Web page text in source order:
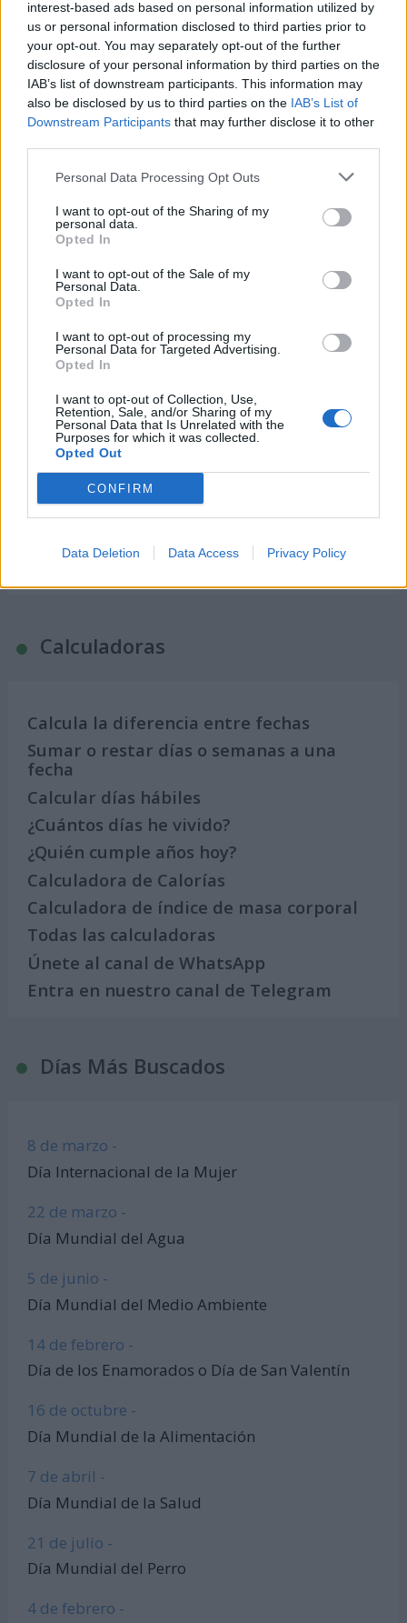
interest-based ads based on personal information utilized by
us or personal information disclosed to third parties prior to
your opt-out. You may separately opt-out of the further
disclosure of your personal information by third parties on the
IAB’s list of downstream participants. This information may
also be disclosed by us to third parties on the IAB’s List of
Downstream Participants that may further disclose it to other
Personal Data Processing Opt Outs
I want to opt-out of the Sharing of my
personal data.
Opted In
I want to opt-out of the Sale of my
Personal Data.
Opted In
I want to opt-out of processing my
Personal Data for Targeted Advertising.
Opted In
I want to opt-out of Collection, Use,
Retention, Sale, and/or Sharing of my
Personal Data that Is Unrelated with the
Purposes for which it was collected.
Opted Out
CONFIRM
Data Deletion Data Access Privacy Policy
Onomástica. Todos los santos
Semanas Internacionales
Años Internacionales
Qué se celebra el día de mi cumpleaños
Los mejores canales de Youtube según
nuestra audiencia. ¡Participa!
Crea una cuenta atrás para el evento que
quieras
Calendarios
Calendario Laboral por municipios
(España)
Calendario Laboral (España) 2026
Calendario Astronómico de 2026
Calendario Lunar
Calendario de Días Internacionales de
Calculadoras
Calcula la diferencia entre fechas
Sumar o restar días o semanas a una
fecha
Calcular días hábiles
¿Cuántos días he vivido?
¿Quién cumple años hoy?
Calculadora de Calorías
Calculadora de índice de masa corporal
Todas las calculadoras
Únete al canal de WhatsApp
Entra en nuestro canal de Telegram
Días Más Buscados
8 de marzo -
Día Internacional de la Mujer
22 de marzo -
Día Mundial del Agua
5 de junio -
Día Mundial del Medio Ambiente
14 de febrero -
Día de los Enamorados o Día de San Valentín
16 de octubre -
Día Mundial de la Alimentación
7 de abril -
Día Mundial de la Salud
21 de julio -
Día Mundial del Perro
4 de febrero -